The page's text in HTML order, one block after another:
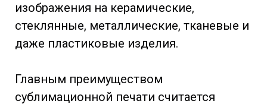
изображения на керамические,
стеклянные, металлические, тканевые и
даже пластиковые изделия.
Главным преимуществом
сублимационной печати считается